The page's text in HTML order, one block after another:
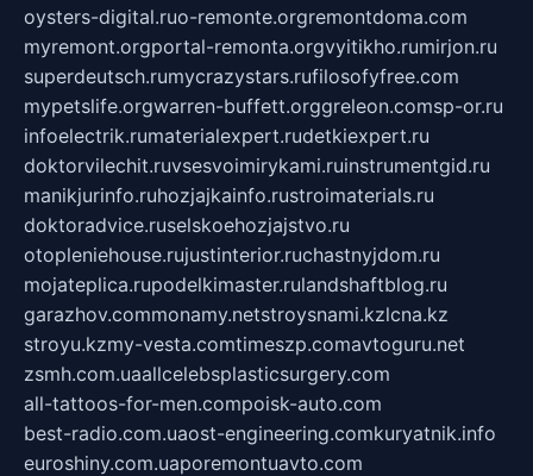
oysters-digital.ruo-remonte.orgremontdoma.com
myremont.orgportal-remonta.orgvyitikho.rumirjon.ru
superdeutsch.rumycrazystars.rufilosofyfree.com
mypetslife.orgwarren-buffett.orggreleon.comsp-or.ru
infoelectrik.rumaterialexpert.rudetkiexpert.ru
doktorvilechit.ruvsesvoimirykami.ruinstrumentgid.ru
manikjurinfo.ruhozjajkainfo.rustroimaterials.ru
doktoradvice.ruselskoehozjajstvo.ru
otopleniehouse.rujustinterior.ruchastnyjdom.ru
mojateplica.rupodelkimaster.rulandshaftblog.ru
garazhov.commonamy.netstroysnami.kzlcna.kz
stroyu.kzmy-vesta.comtimeszp.comavtoguru.net
zsmh.com.uaallcelebsplasticsurgery.com
all-tattoos-for-men.compoisk-auto.com
best-radio.com.uaost-engineering.comkuryatnik.info
euroshiny.com.uaporemontuavto.com